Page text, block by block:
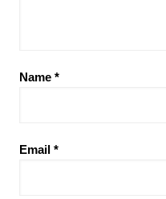
Name *
Email *